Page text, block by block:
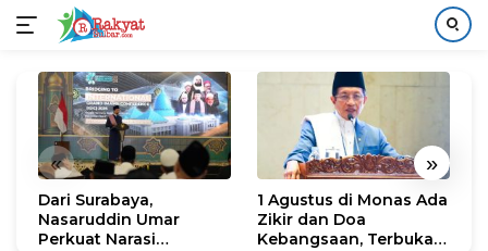
konten
« »
Dari Surabaya,
Nasaruddin Umar
Perkuat Narasi
1 Agustus di Monas Ada
Zikir dan Doa
Kebangsaan, Terbuka